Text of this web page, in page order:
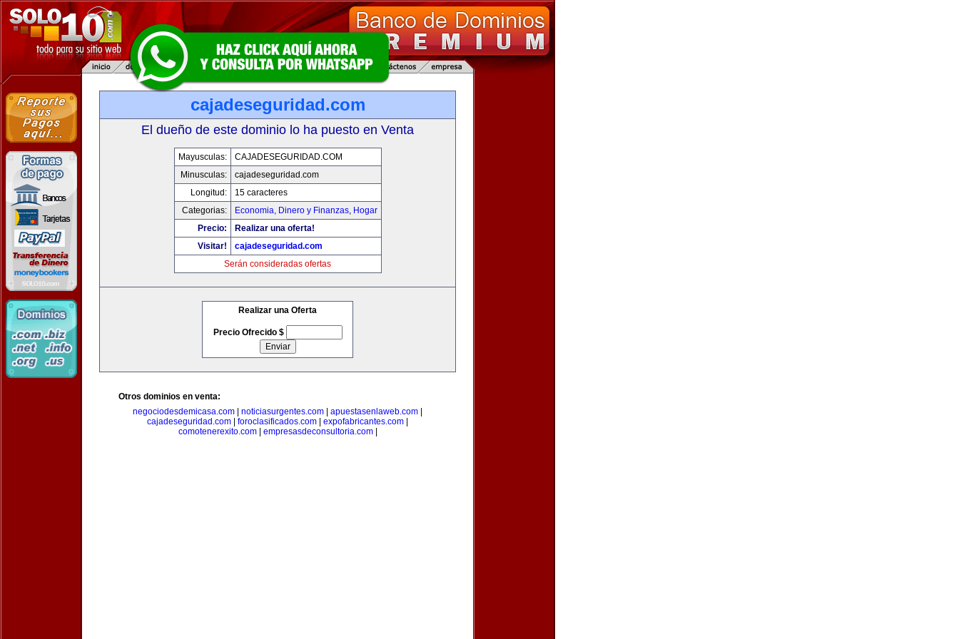
cajadeseguridad.com
El dueño de este dominio lo ha puesto en Venta
Mayusculas:
CAJADESEGURIDAD.COM
Minusculas:
cajadeseguridad.com
Longitud:
15 caracteres
Categorias:
Economia, Dinero y Finanzas, Hogar
Precio:
Realizar una oferta!
Visitar!
cajadeseguridad.com
Serán consideradas ofertas
Realizar una Oferta
Precio Ofrecido $
Otros dominios en venta:
negociodesdemicasa.com
noticiasurgentes.com apuestasenlaweb.com
cajadeseguridad.com
foroclasificados.com expofabricantes.com
comotenerexito.com| empresasdeconsultoria.com|